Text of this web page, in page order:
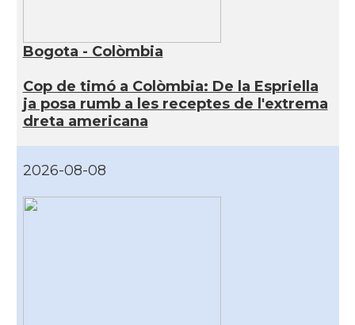
Bogota - Colòmbia
Cop de timó a Colòmbia: De la Espriella
ja posa rumb a les receptes de l'extrema
dreta americana
2026-08-08